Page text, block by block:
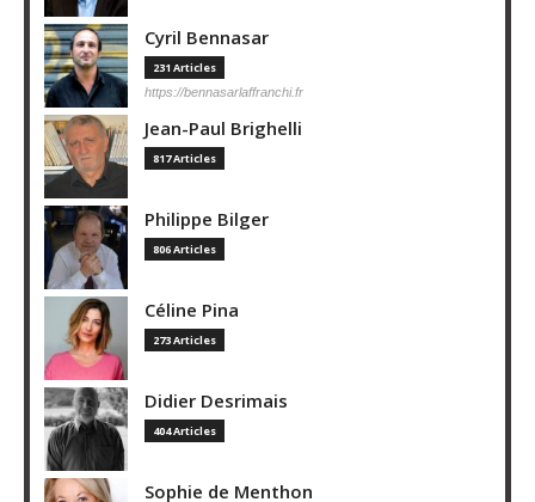
Cyril Bennasar
231 Articles
https://bennasarlaffranchi.fr
Jean-Paul Brighelli
817 Articles
Philippe Bilger
806 Articles
Céline Pina
273 Articles
Didier Desrimais
404 Articles
Sophie de Menthon